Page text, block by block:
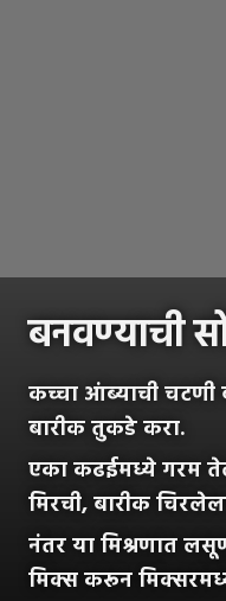
बनवण्याची
कच्चा आंब्याची चटणी
बारीक तुकडे करा.
एका कढईमध्ये गरम
मिरची, बारीक
नंतर या मिश्रणात
मिक्स करून